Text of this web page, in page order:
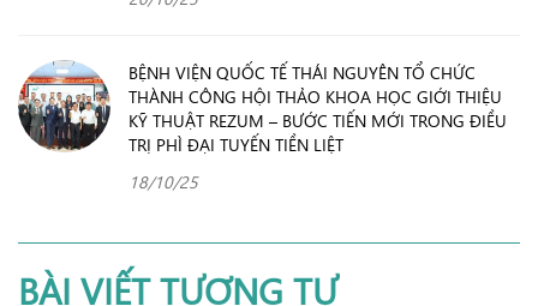
BỆNH VIỆN QUỐC TẾ THÁI NGUYÊN TỔ CHỨC
THÀNH CÔNG HỘI THẢO KHOA HỌC GIỚI THIỆU
KỸ THUẬT REZUM – BƯỚC TIẾN MỚI TRONG ĐIỀU
TRỊ PHÌ ĐẠI TUYẾN TIỀN LIỆT
18/10/25
BÀI VIẾT TƯƠNG TỰ